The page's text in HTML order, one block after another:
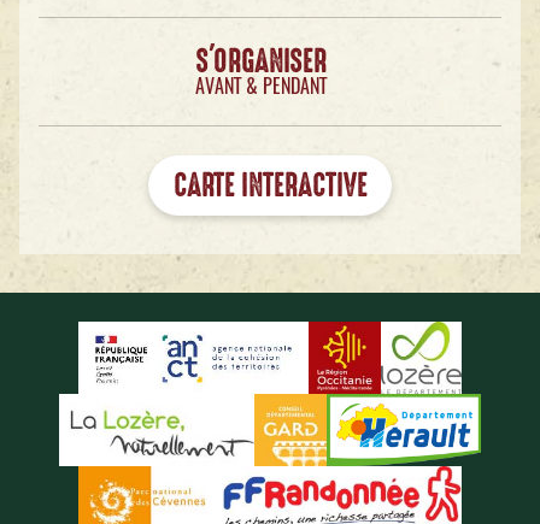
S'ORGANISER
AVANT & PENDANT
CARTE INTERACTIVE